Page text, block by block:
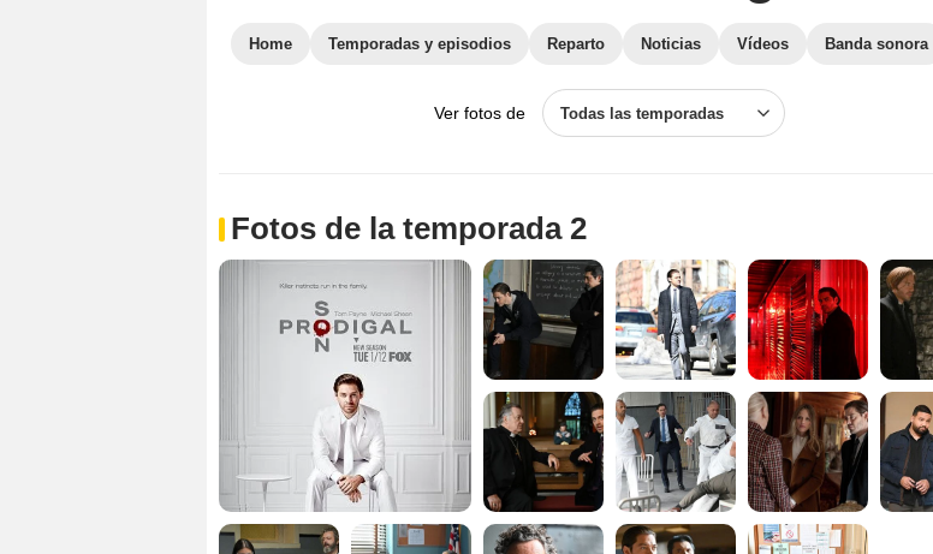
Home Temporadas y episodios Reparto Noticias Vídeos Banda sonora
Ver fotos de Todas las temporadas
Fotos de la temporada 2